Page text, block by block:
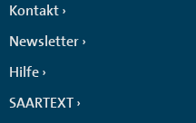
Kontakt
Newsletter
Hilfe
SAARTEXT